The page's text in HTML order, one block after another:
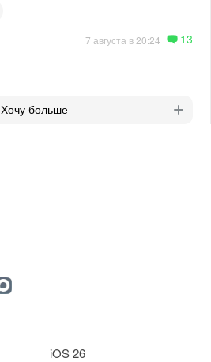
7 августа в 20:24 13
Хочу больше
iOS 26